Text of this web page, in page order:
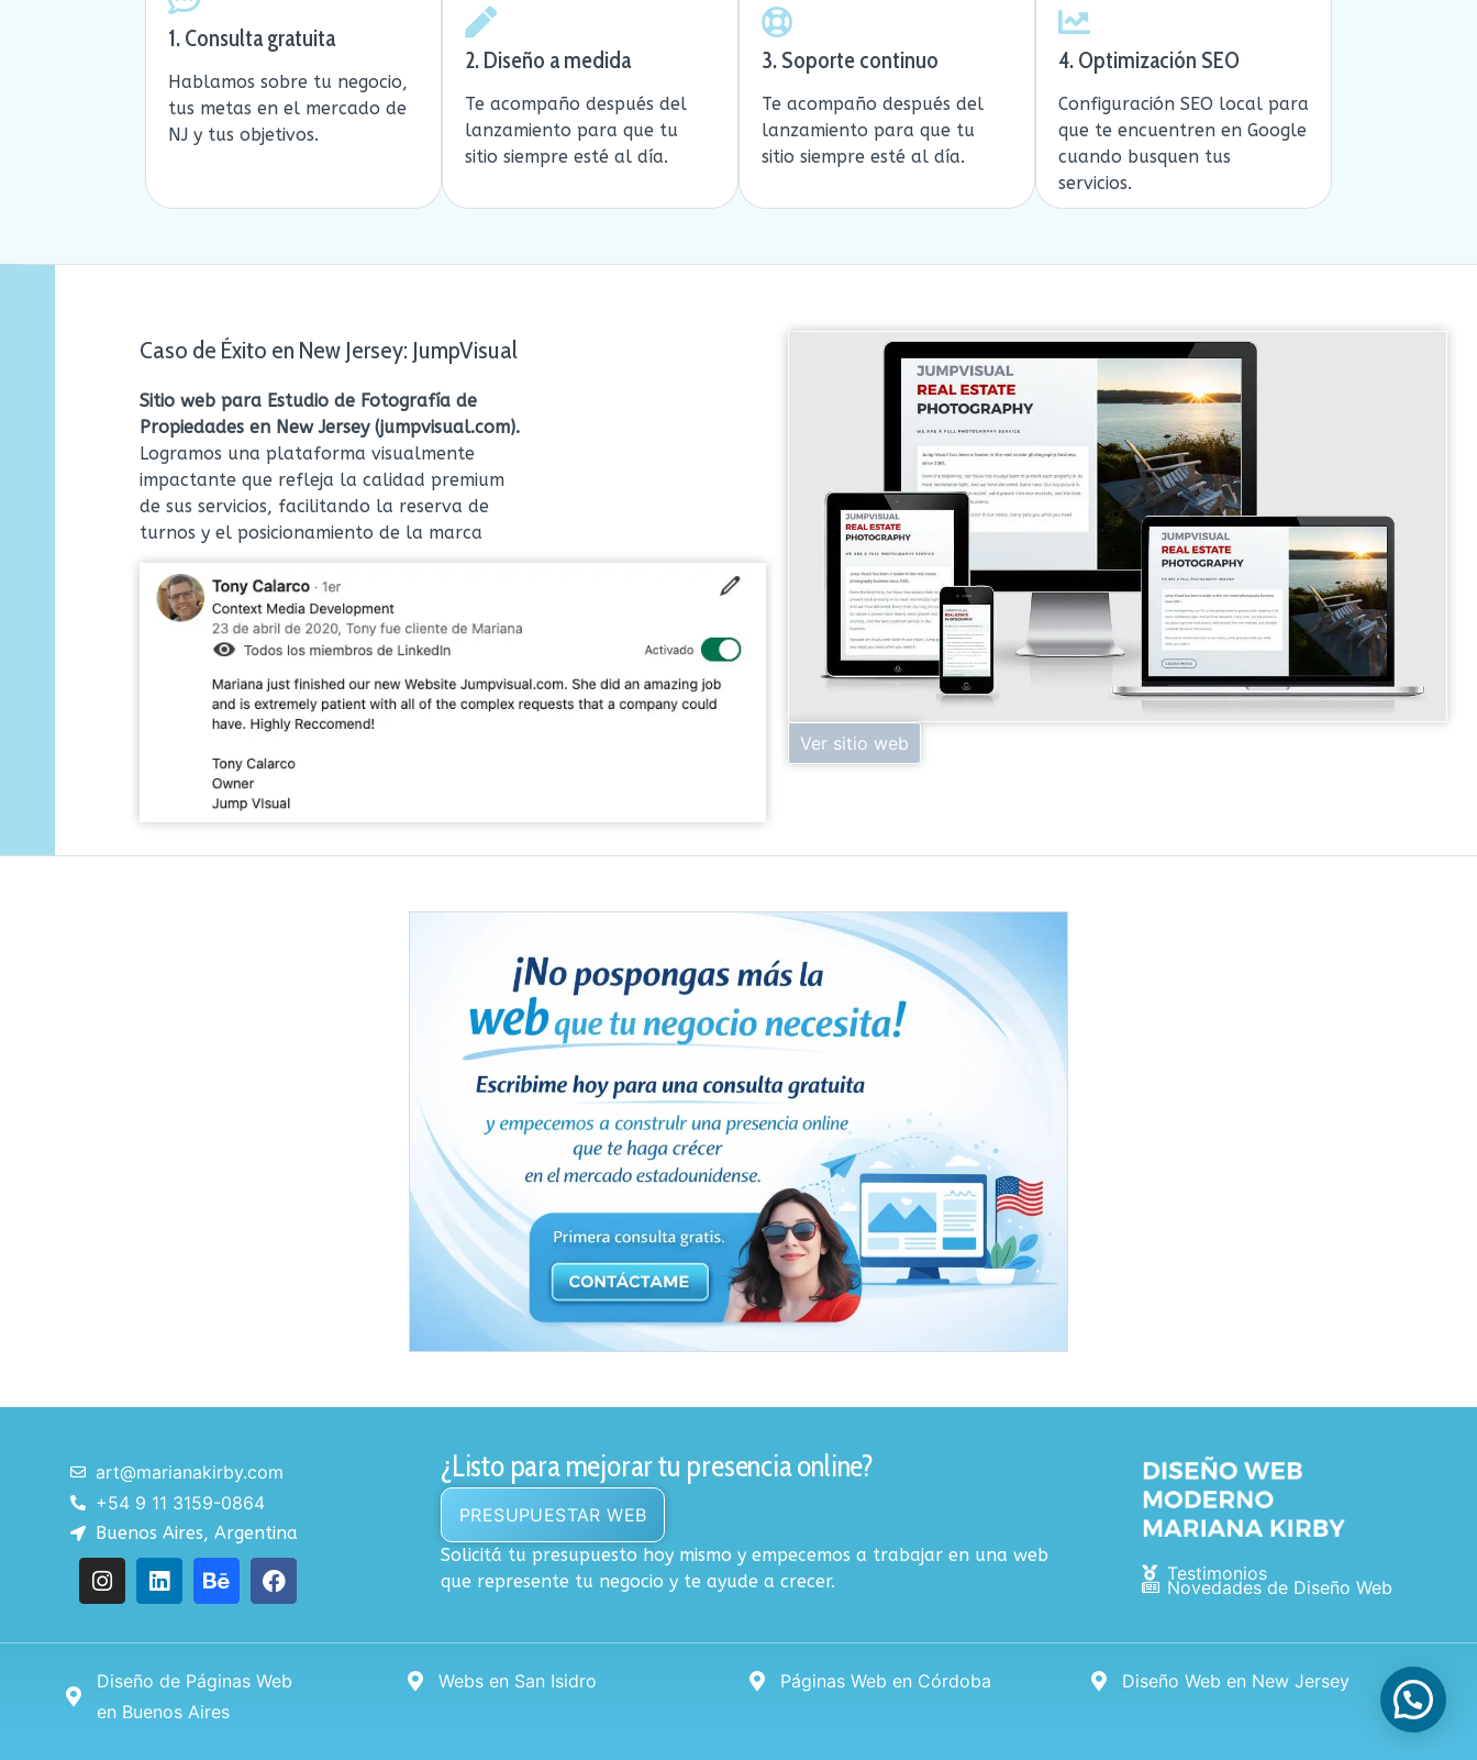
1. Consulta gratuita
Hablamos sobre tu negocio,
tus metas en el mercado de
NJ y tus objetivos.
2. Diseño a medida
Te acompaño después del
lanzamiento para que tu
sitio siempre esté al día.
3. Soporte continuo
Te acompaño después del
lanzamiento para que tu
sitio siempre esté al día.
4. Optimización SEO
Configuración SEO local para
que te encuentren en Google
cuando busquen tus
servicios.
Caso de Éxito en New Jersey: JumpVisual
Sitio web para Estudio de Fotografía de
Propiedades en New Jersey (jumpvisual.com).
Logramos una plataforma visualmente
impactante que refleja la calidad premium
de sus servicios, facilitando la reserva de
turnos y el posicionamiento de la marca
Ver sitio web
Testimonios
Novedades de Diseño Web
¿Listo para mejorar tu presencia online?
PRESUPUESTAR WEB
Solicitá tu presupuesto hoy mismo y empecemos a trabajar en una web
que represente tu negocio y te ayude a crecer.
art@marianakirby.com
+54 9 11 3159-0864
Buenos Aires, Argentina
Diseño de Páginas Web
en Buenos Aires
Webs en San Isidro Páginas Web en Córdoba Diseño Web en New Jersey